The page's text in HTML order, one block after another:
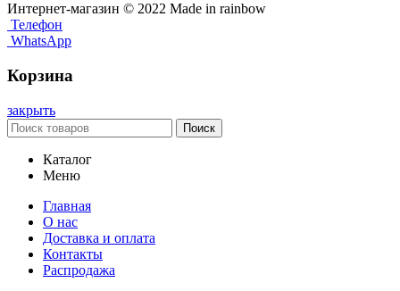
Интернет-магазин © 2022 Made in rainbow
Телефон
WhatsApp
Корзина
закрыть
Поиск
Каталог
Меню
Главная
О нас
Доставка и оплата
Контакты
Распродажа